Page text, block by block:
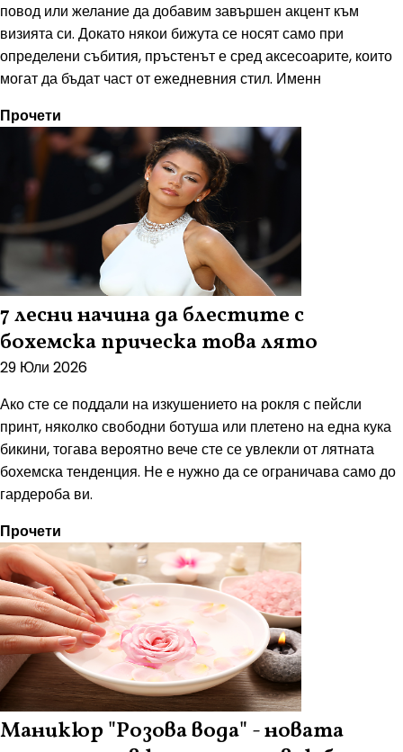
повод или желание да добавим завършен акцент към
визията си. Докато някои бижута се носят само при
определени събития, пръстенът е сред аксесоарите, които
могат да бъдат част от ежедневния стил. Именн
Прочети
7 лесни начина да блестите с
бохемска прическа това лято
29 Юли 2026
Ако сте се поддали на изкушението на рокля с пейсли
принт, няколко свободни ботуша или плетено на една кука
бикини, тогава вероятно вече сте се увлекли от лятната
бохемска тенденция. Не е нужно да се ограничава само до
гардероба ви.
Прочети
Маникюр "Розова вода" - новата